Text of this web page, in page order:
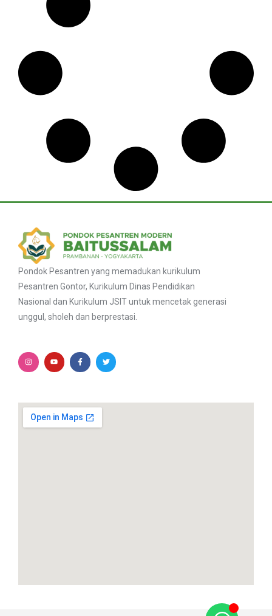
Pondok Pesantren yang memadukan kurikulum
Pesantren Gontor, Kurikulum Dinas Pendidikan
Nasional dan Kurikulum JSIT untuk mencetak generasi
unggul, sholeh dan berprestasi.